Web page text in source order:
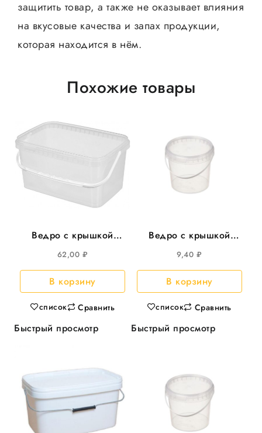
защитить товар, а также не оказывает влияния
на вкусовые качества и запах продукции,
которая находится в нём.
Похожие товары
Ведро с крышкой
3,3л прямоуг
250*158мм, 35шт/уп
62,00 ₽
В корзину
список Сравнить
Быстрый просмотр
Ведро с крышкой
500мл круглое d-=112
200шт/кор
9,40 ₽
В корзину
список Сравнить
Быстрый просмотр